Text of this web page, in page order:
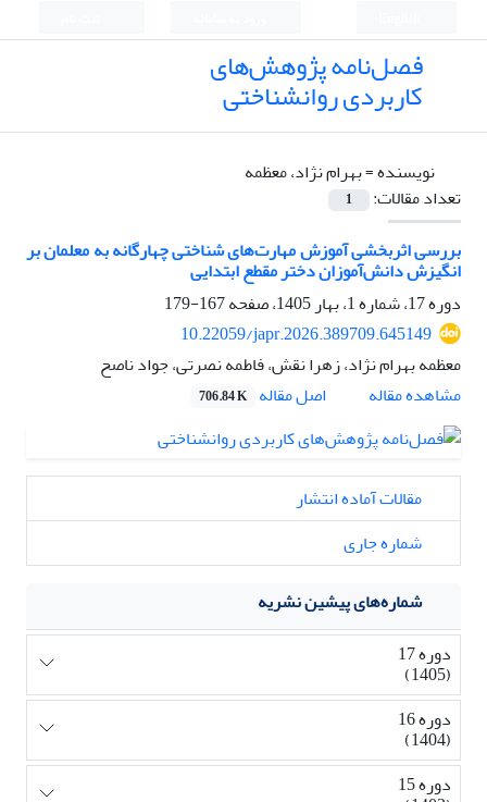
فصل‌نامه پژوهش‌های
کاربردی روانشناختی
نویسنده =بهرام نژاد، معظمه
تعداد مقالات:
1
بررسی اثربخشی آموزش مهارت‌های شناختی چهارگانه به معلمان بر
انگیزش دانش‌آموزان ‏دختر مقطع ابتدایی ‏
دوره 17، شماره 1، بهار 1405، صفحه
167-179
10.22059/japr.2026.389709.645149
معظمه بهرام نژاد، زهرا نقش، فاطمه نصرتی، جواد ناصح
مشاهده مقاله
اصل مقاله 706.84 K
مقالات آماده انتشار
شماره جاری
شماره‌های پیشین نشریه
دوره 17
(1405)
دوره 16
(1404)
دوره 15